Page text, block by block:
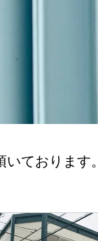
ております。